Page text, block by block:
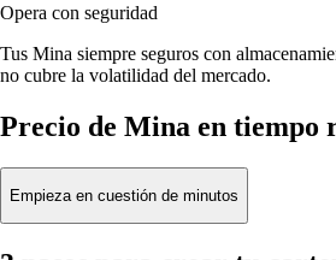
Opera con seguridad
Tus Mina siempre seguros con
no cubre la volatilidad del mercado.
Precio de Mina en tiempo
Empieza en cuestión de minutos